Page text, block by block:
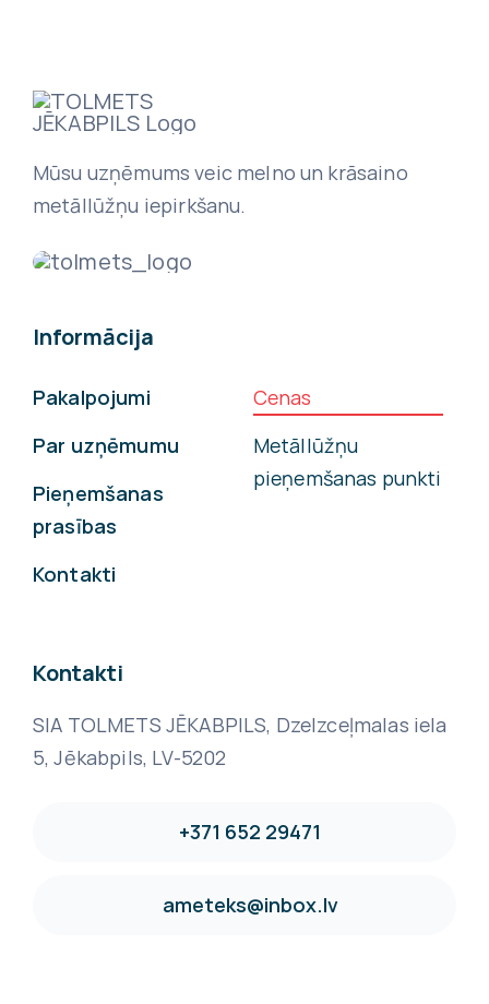
Mūsu uzņēmums veic melno un krāsaino
metāllūžņu iepirkšanu.
Informācija
Pakalpojumi
Par uzņēmumu
Pieņemšanas
prasības
Kontakti
Cenas
Metāllūžņu
pieņemšanas punkti
Kontakti
SIA TOLMETS JĒKABPILS, Dzelzceļmalas iela
5, Jēkabpils, LV-5202
+371 652 29471
ameteks@inbox.lv